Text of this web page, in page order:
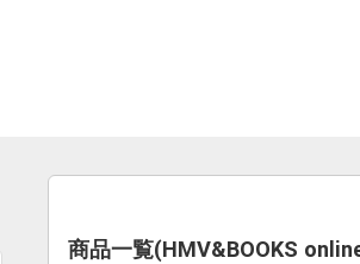
商品一覧(HMV&BOOKS